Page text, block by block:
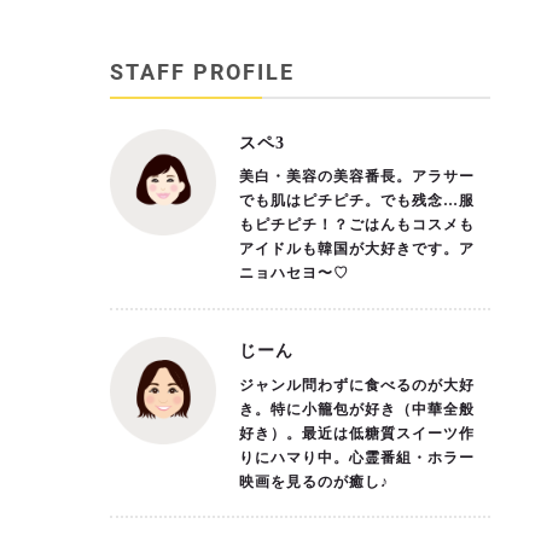
STAFF PROFILE
スペ3
美白・美容の美容番長。アラサー
でも肌はピチピチ。でも残念…服
もピチピチ！？ごはんもコスメも
アイドルも韓国が大好きです。ア
ニョハセヨ〜♡
じーん
ジャンル問わずに食べるのが大好
き。特に小籠包が好き（中華全般
好き）。最近は低糖質スイーツ作
りにハマり中。心霊番組・ホラー
映画を見るのが癒し♪